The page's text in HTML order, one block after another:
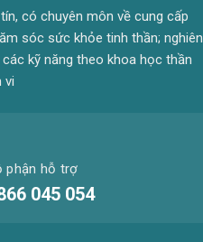
có chuyên môn về cung cấp
sóc sức khỏe tinh thần; nghiên
kỹ năng theo khoa học thần
vi
phận hỗ trợ
045 054